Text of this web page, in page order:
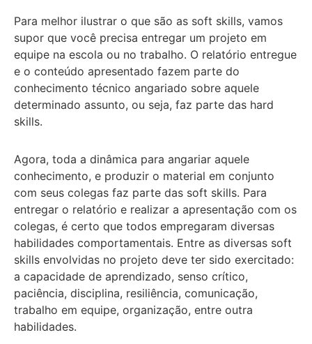
Para melhor ilustrar o que são as soft skills, vamos
supor que você precisa entregar um projeto em
equipe na escola ou no trabalho. O relatório entregue
e o conteúdo apresentado fazem parte do
conhecimento técnico angariado sobre aquele
determinado assunto, ou seja, faz parte das hard
skills.
Agora, toda a dinâmica para angariar aquele
conhecimento, e produzir o material em conjunto
com seus colegas faz parte das soft skills. Para
entregar o relatório e realizar a apresentação com os
colegas, é certo que todos empregaram diversas
habilidades comportamentais. Entre as diversas soft
skills envolvidas no projeto deve ter sido exercitado:
a capacidade de aprendizado, senso crítico,
paciência, disciplina, resiliência, comunicação,
trabalho em equipe, organização, entre outra
habilidades.